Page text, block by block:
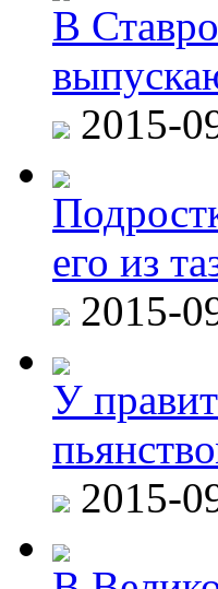
В
2015-
его из
2015-
У
2015-